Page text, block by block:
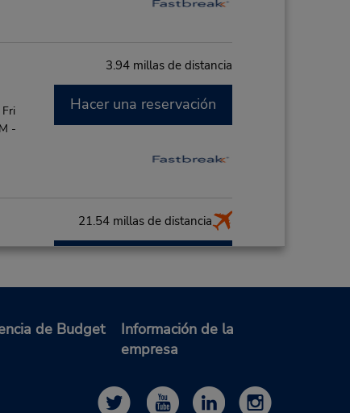
3.94 millas de distancia
-
Hacer una reservación
21.54 millas de distancia
de Budget
Información de la
empresa